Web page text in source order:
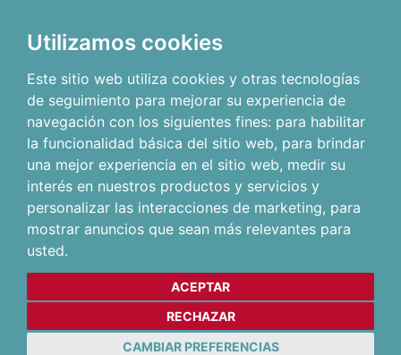
Utilizamos cookies
Este sitio web utiliza cookies y otras tecnologías
de seguimiento para mejorar su experiencia de
navegación con los siguientes fines: para habilitar
la funcionalidad básica del sitio web, para brindar
una mejor experiencia en el sitio web, medir su
interés en nuestros productos y servicios y
personalizar las interacciones de marketing, para
mostrar anuncios que sean más relevantes para
usted.
ACEPTAR
RECHAZAR
CAMBIAR PREFERENCIAS